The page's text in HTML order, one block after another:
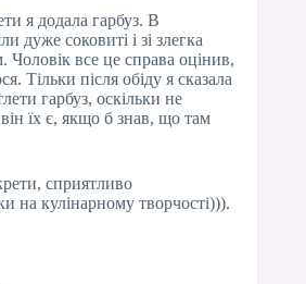
я додала гарбуз. В
дуже соковиті і зі злегка
Чоловік все це справа оцінив,
Тільки після обіду я сказала
гарбуз, оскільки не
їх є, якщо б знав, що там
сприятливо
на кулінарному творчості))).